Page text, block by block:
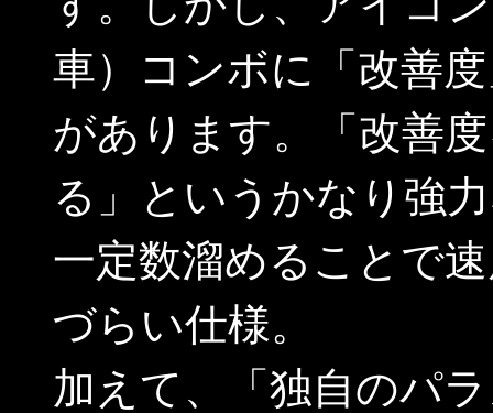
車）コンボに「改善
があります。「改善
る」というかなり強
一定数溜めることで
づらい仕様。
加えて、「独自のパ